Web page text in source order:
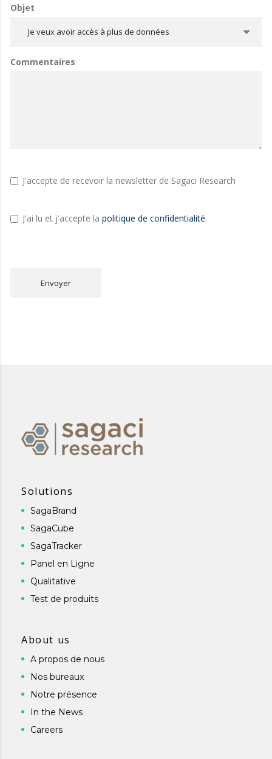
Objet
Je veux avoir accès à plus de données
Commentaires
J'accepte de recevoir la newsletter de Sagaci Research
J'ai lu et j'accepte la politique de confidentialité.
Envoyer
Solutions
SagaBrand
SagaCube
SagaTracker
Panel en Ligne
Qualitative
Test de produits
About us
A propos de nous
Nos bureaux
Notre présence
In the News
Careers